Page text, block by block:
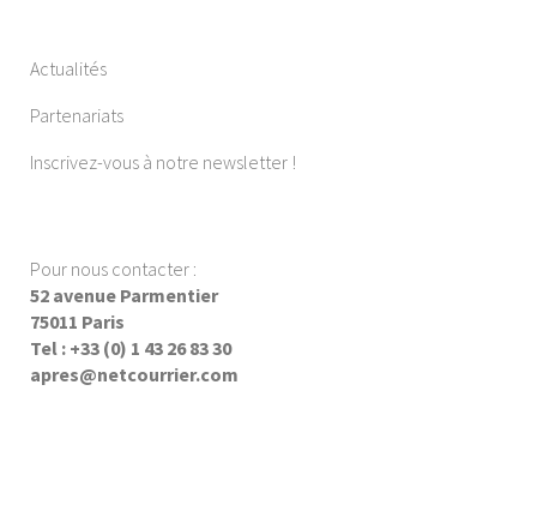
Actualités
Partenariats
Inscrivez-vous à notre newsletter !
Pour nous contacter :
52 avenue Parmentier
75011 Paris
Tel : +33 (0) 1 43 26 83 30
apres@netcourrier.com